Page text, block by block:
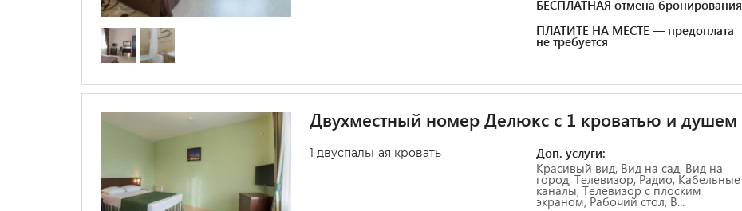
БЕСПЛАТНАЯ отмена бронирования
ПЛАТИТЕ НА МЕСТЕ — предоплата
не требуется
Двухместный номер Делюкс с 1 кроватью и душем
1 двуспальная кровать
Доп. услуги:
Красивый вид, Вид на сад, Вид на
город, Телевизор, Радио, Кабельные
каналы, Телевизор с плоским
экраном, Рабочий стол, В...